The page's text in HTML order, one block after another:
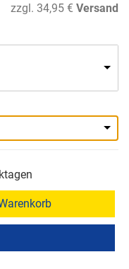
zzgl. 34,95 € Versand